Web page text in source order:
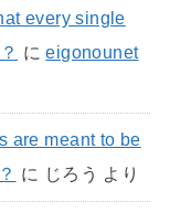
every single
にeigonounet
are meant to be
に じろう より